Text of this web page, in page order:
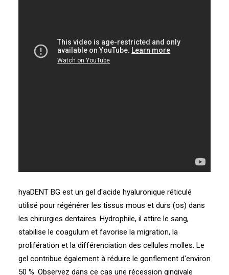
hyaDENT BG est un gel d'acide hyaluronique réticulé
utilisé pour régénérer les tissus mous et durs (os) dans
les chirurgies dentaires. Hydrophile, il attire le sang,
stabilise le coagulum et favorise la migration, la
prolifération et la différenciation des cellules molles. Le
gel contribue également à réduire le gonflement d'environ
50 %. Observez dans ce cas une récession gingivale